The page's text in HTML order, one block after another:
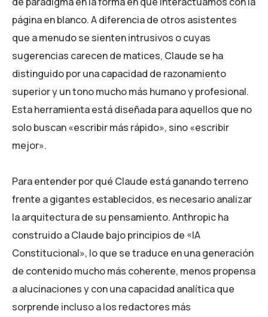
página en blanco. A diferencia de otros asistentes
que a menudo se sienten intrusivos o cuyas
sugerencias carecen de matices, Claude se ha
distinguido por una capacidad de razonamiento
superior y un tono mucho más humano y profesional.
Esta herramienta está diseñada para aquellos que no
solo buscan «escribir más rápido», sino «escribir
mejor».
Para entender por qué Claude está ganando terreno
frente a gigantes establecidos, es necesario analizar
la arquitectura de su pensamiento. Anthropic ha
construido a Claude bajo principios de «IA
Constitucional», lo que se traduce en una generación
de contenido mucho más coherente, menos propensa
a alucinaciones y con una capacidad analítica que
sorprende incluso a los redactores más